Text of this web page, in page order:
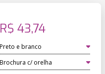
R$ 43,74